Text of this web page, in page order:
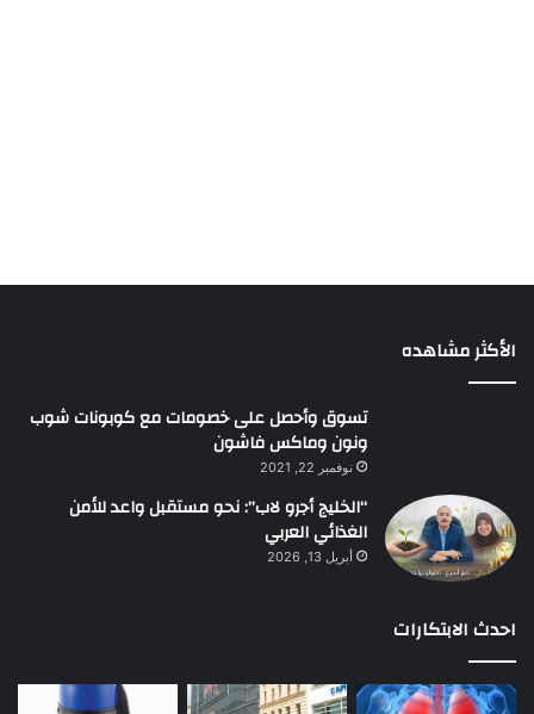
الأكثر مشاهده
تسوق وأحصل على خصومات مع كوبونات شوب
ونون وماكس فاشون
نوفمبر 22, 2021
“الخليج أجرو لاب”: نحو مستقبل واعد للأمن
الغذائي العربي
أبريل 13, 2026
احدث الابتكارات